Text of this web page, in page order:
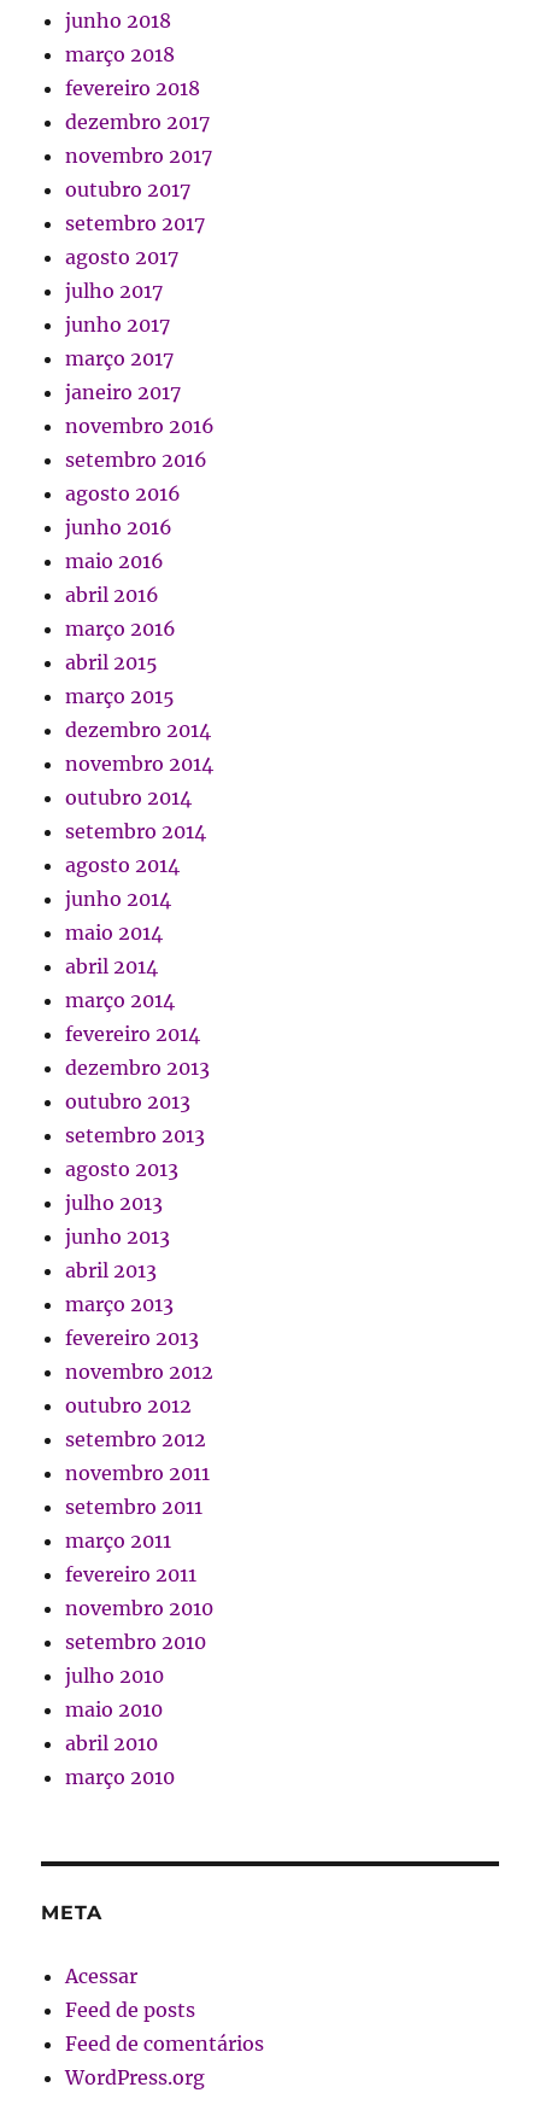
junho 2018
março 2018
fevereiro 2018
dezembro 2017
novembro 2017
outubro 2017
setembro 2017
agosto 2017
julho 2017
junho 2017
março 2017
janeiro 2017
novembro 2016
setembro 2016
agosto 2016
junho 2016
maio 2016
abril 2016
março 2016
abril 2015
março 2015
dezembro 2014
novembro 2014
outubro 2014
setembro 2014
agosto 2014
junho 2014
maio 2014
abril 2014
março 2014
fevereiro 2014
dezembro 2013
outubro 2013
setembro 2013
agosto 2013
julho 2013
junho 2013
abril 2013
março 2013
fevereiro 2013
novembro 2012
outubro 2012
setembro 2012
novembro 2011
setembro 2011
março 2011
fevereiro 2011
novembro 2010
setembro 2010
julho 2010
maio 2010
abril 2010
março 2010
META
Acessar
Feed de posts
Feed de comentários
WordPress.org